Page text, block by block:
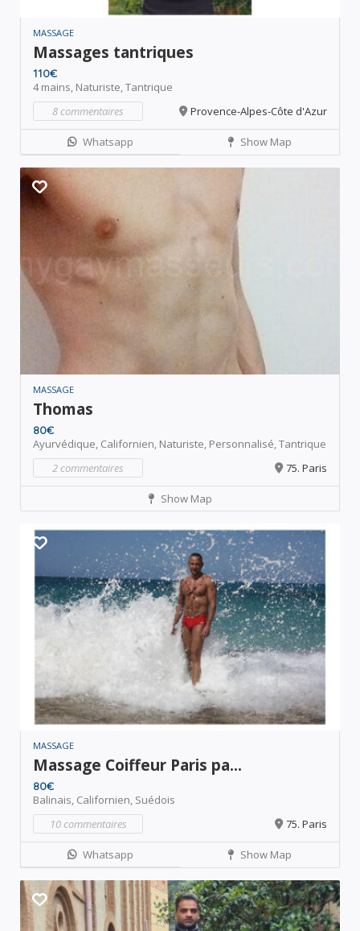
MASSAGE
Massages tantriques
110€
4 mains, Naturiste,Tantrique
8 commentaires
Provence-Alpes-Côte d'Azur
Whatsapp Show Map
MASSAGE
Thomas
80€
Ayurvédique, Californien, Naturiste, Personnalisé,Tantrique
2 commentaires
75. Paris
Show Map
MASSAGE
Massage Coiffeur Paris pa...
80€
Balinais, Californien, Suédois
10 commentaires
75. Paris
Whatsapp Show Map